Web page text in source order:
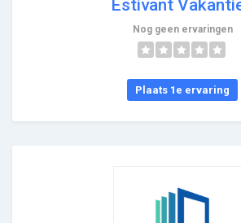
Estivant
Nog geen ervaringen
Plaats 1e ervaring